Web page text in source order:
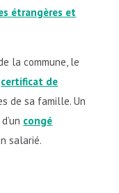
étrangères et
la commune, le
certificat de
de sa famille. Un
congé
salarié.